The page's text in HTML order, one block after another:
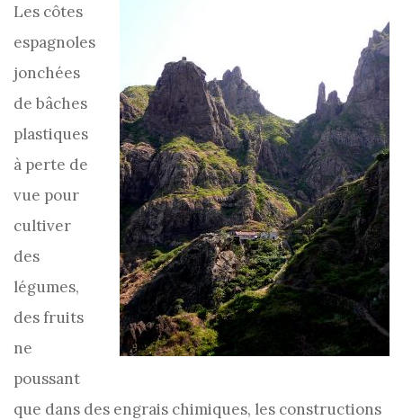
Les côtes
espagnoles
jonchées
de bâches
plastiques
à perte de
vue pour
cultiver
des
légumes,
des fruits
ne
poussant
que dans des engrais chimiques, les constructions